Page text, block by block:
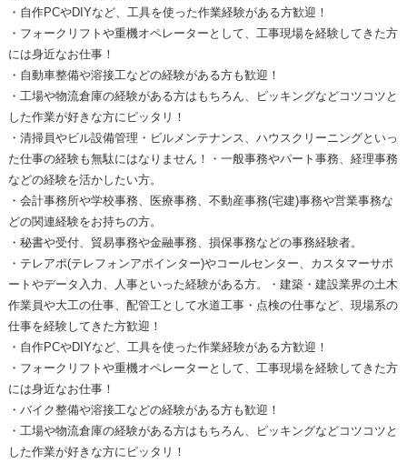
・自作PCやDIYなど、工具を使った作業経験がある方歓迎！
・フォークリフトや重機オペレーターとして、工事現場を経験してきた方
には身近なお仕事！
・自動車整備や溶接工などの経験がある方も歓迎！
・工場や物流倉庫の経験がある方はもちろん、ピッキングなどコツコツと
した作業が好きな方にピッタリ！
・清掃員やビル設備管理・ビルメンテナンス、ハウスクリーニングといっ
た仕事の経験も無駄にはなりません！・一般事務やパート事務、経理事務
などの経験を活かしたい方。
・会計事務所や学校事務、医療事務、不動産事務(宅建)事務や営業事務な
どの関連経験をお持ちの方。
・秘書や受付、貿易事務や金融事務、損保事務などの事務経験者。
・テレアポ(テレフォンアポインター)やコールセンター、カスタマーサポ
ートやデータ入力、人事といった経験がある方。・建築・建設業界の土木
作業員や大工の仕事、配管工として水道工事・点検の仕事など、現場系の
仕事を経験してきた方歓迎！
・自作PCやDIYなど、工具を使った作業経験がある方歓迎！
・フォークリフトや重機オペレーターとして、工事現場を経験してきた方
には身近なお仕事！
・バイク整備や溶接工などの経験がある方も歓迎！
・工場や物流倉庫の経験がある方はもちろん、ピッキングなどコツコツと
した作業が好きな方にピッタリ！